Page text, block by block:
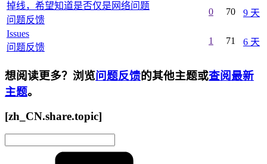
掉线，希望知道是否仅是网络问题
问题反馈
0 70 9 天
Issues
问题反馈
1 71 6 天
想阅读更多？浏览问题反馈的其他主题或查阅最新
主题。
[zh_CN.share.topic]